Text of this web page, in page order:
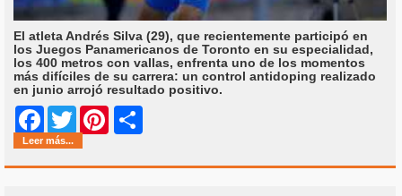
El atleta Andrés Silva (29), que recientemente participó en
los Juegos Panamericanos de Toronto en su especialidad,
los 400 metros con vallas, enfrenta uno de los momentos
más difíciles de su carrera: un control antidoping realizado
en junio arrojó resultado positivo.
Facebook
Twitter Pinterest
Leer más...